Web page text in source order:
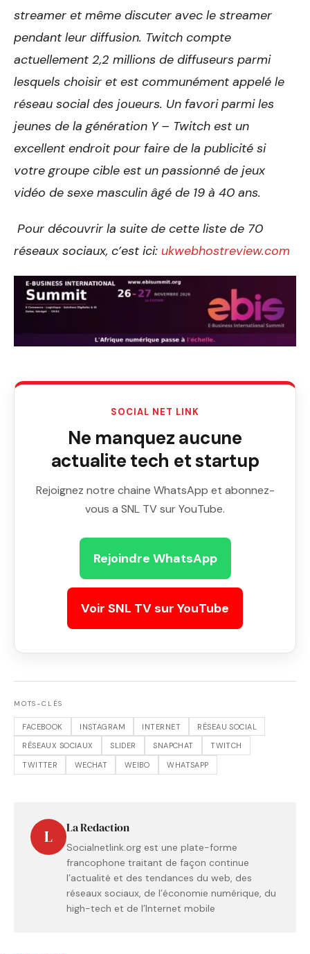
streamer et même discuter avec le streamer
pendant leur diffusion. Twitch compte
actuellement 2,2 millions de diffuseurs parmi
lesquels choisir et est communément appelé le
réseau social des joueurs. Un favori parmi les
jeunes de la génération Y – Twitch est un
excellent endroit pour faire de la publicité si
votre groupe cible est un passionné de jeux
vidéo de sexe masculin âgé de 19 à 40 ans.
Pour découvrir la suite de cette liste de 70
réseaux sociaux, c’est ici: ukwebhostreview.com
SOCIAL NET LINK
Ne manquez aucune
actualite tech et startup
Rejoignez notre chaine WhatsApp et abonnez-
vous a SNL TV sur YouTube.
Rejoindre WhatsApp
Voir SNL TV sur YouTube
MOTS-CLÉS
FACEBOOK INSTAGRAM INTERNET
RÉSEAU SOCIAL
RÉSEAUX SOCIAUX
SLIDER SNAPCHAT
TWITCH
TWITTER
WECHAT WEIBO WHATSAPP
L La Redaction
Socialnetlink.org est une plate-forme
francophone traitant de façon continue
l’actualité et des tendances du web, des
réseaux sociaux, de l’économie numérique, du
high-tech et de l’Internet mobile